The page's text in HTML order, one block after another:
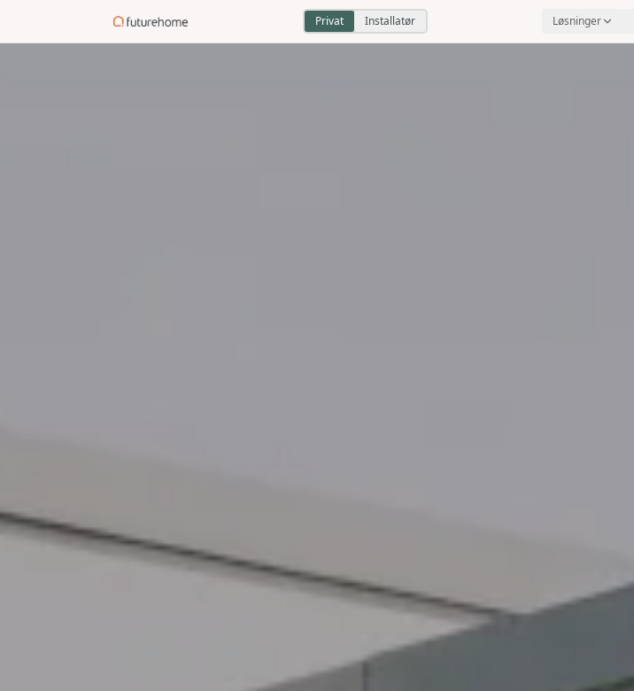
Privat Installatør Løsninger